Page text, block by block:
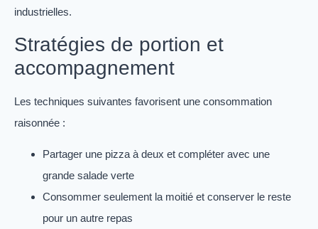
industrielles.
Stratégies de portion et
accompagnement
Les techniques suivantes favorisent une consommation
raisonnée :
Partager une pizza à deux et compléter avec une
grande salade verte
Consommer seulement la moitié et conserver le reste
pour un autre repas